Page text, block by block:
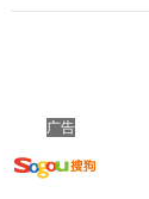
广告